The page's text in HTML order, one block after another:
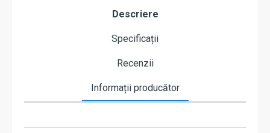
Descriere
Specificații
Recenzii
Informații producător